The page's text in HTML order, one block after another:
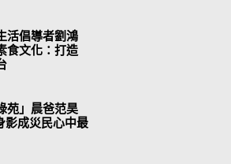
活倡導者劉鴻
食文化：打造
苑」晨爸范昊
影成災民心中最